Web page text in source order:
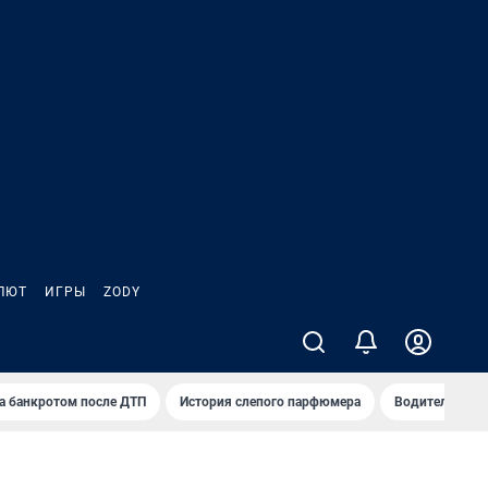
ИГРЫ ZODY
банкротом после ДТП История слепого парфюмера Водители